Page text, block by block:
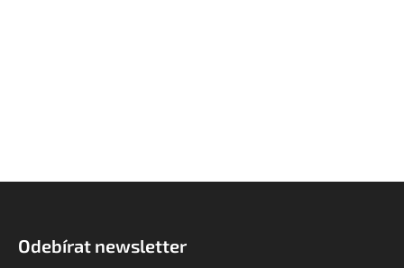
Odebírat newsletter